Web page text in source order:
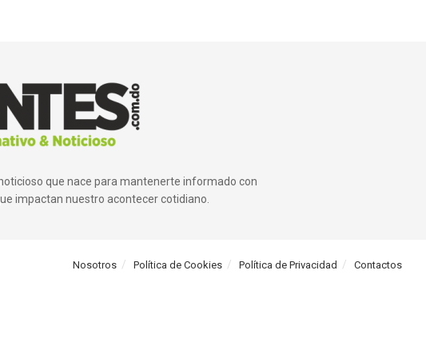
que nace para mantenerte informado con
impactan nuestro acontecer cotidiano.
Nosotros Política de Cookies Política de Privacidad Contactos